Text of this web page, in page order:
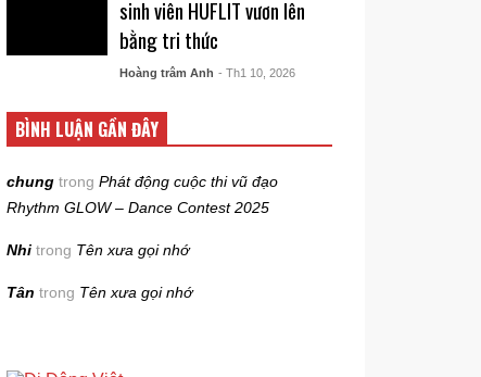
sinh viên HUFLIT vươn lên
bằng tri thức
Hoàng trâm Anh - Th1 10, 2026
BÌNH LUẬN GẦN ĐÂY
chung trongPhát động cuộc thi vũ đạo
Rhythm GLOW – Dance Contest 2025
Nhi trong Tên xưa gọi nhớ
Tân trong Tên xưa gọi nhớ